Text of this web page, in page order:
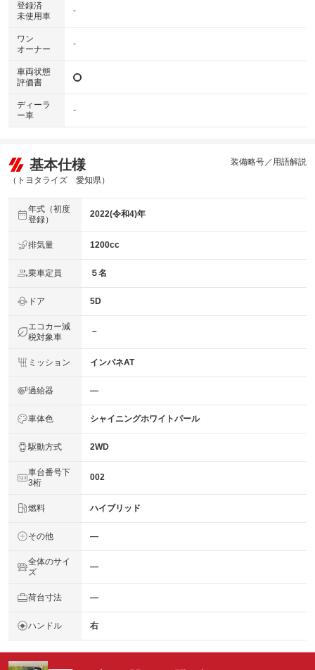
登録済
未使用車
-
ワン
オーナー
-
車両状態
評価書
ディーラ
ー車
-
基本仕様
（トヨタライズ 愛知県）
装備略号／用語解説
年式（初度
登録）
2022(令和4)年
排気量 1200cc
乗車定員 ５名
ドア 5D
エコカー減
税対象車
－
ミッション インパネAT
過給器 ―
車体色 シャイニングホワイトパール
駆動方式 2WD
車台番号下
3桁
002
燃料 ハイブリッド
その他 ―
全体のサイ
ズ
―
荷台寸法 ―
ハンドル 右